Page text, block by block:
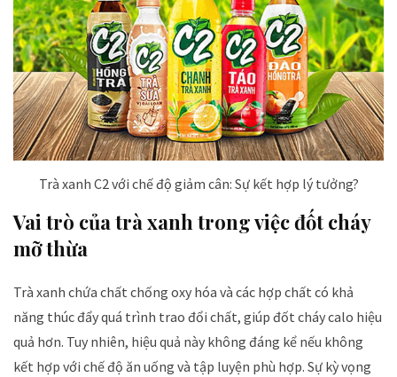
Trà xanh C2 với chế độ giảm cân: Sự kết hợp lý tưởng?
Vai trò của trà xanh trong việc đốt cháy
mỡ thừa
Trà xanh chứa chất chống oxy hóa và các hợp chất có khả
năng thúc đẩy quá trình trao đổi chất, giúp đốt cháy calo hiệu
quả hơn. Tuy nhiên, hiệu quả này không đáng kể nếu không
kết hợp với chế độ ăn uống và tập luyện phù hợp. Sự kỳ vọng